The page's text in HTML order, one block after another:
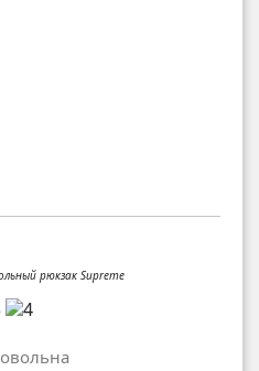
рюкзак Supreme